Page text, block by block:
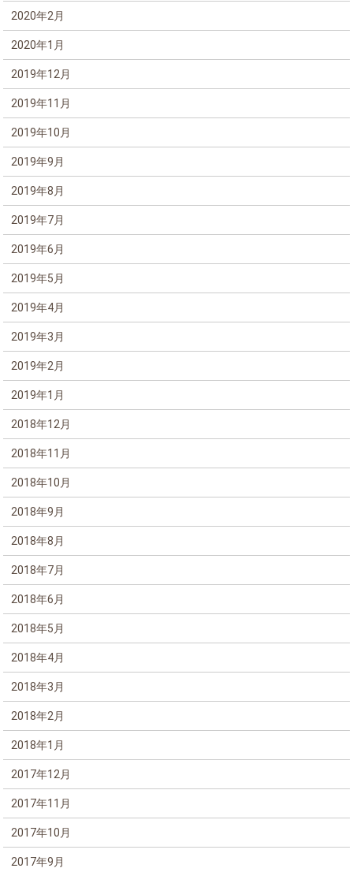
2020年2月
2020年1月
2019年12月
2019年11月
2019年10月
2019年9月
2019年8月
2019年7月
2019年6月
2019年5月
2019年4月
2019年3月
2019年2月
2019年1月
2018年12月
2018年11月
2018年10月
2018年9月
2018年8月
2018年7月
2018年6月
2018年5月
2018年4月
2018年3月
2018年2月
2018年1月
2017年12月
2017年11月
2017年10月
2017年9月